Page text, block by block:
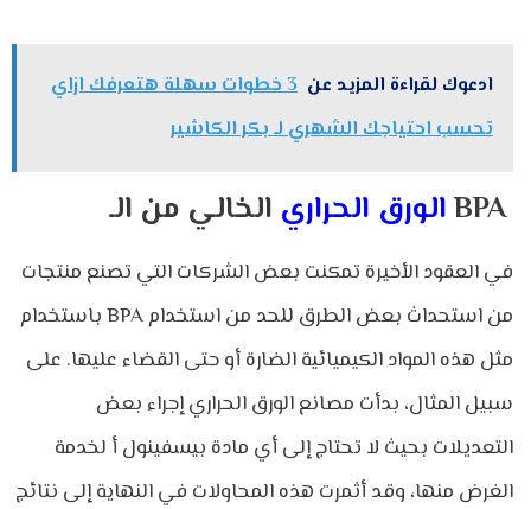
ادعوك لقراءة المزيد عن
3 خطوات سهلة هتعرفك ازاي
تحسب احتياجك الشهري لـ بكر الكاشير
الورق الحراريالخالي من الـ BPA
في العقود الأخيرة تمكنت بعض الشركات التي تصنع منتجات
باستخدام BPA من استحداث بعض الطرق للحد من استخدام
مثل هذه المواد الكيميائية الضارة أو حتى القضاء عليها. على
سبيل المثال، بدأت مصانع الورق الحراري إجراء بعض
التعديلات بحيث لا تحتاج إلى أي مادة بيسفينول أ لخدمة
الغرض منها، وقد أثمرت هذه المحاولات في النهاية إلى نتائج